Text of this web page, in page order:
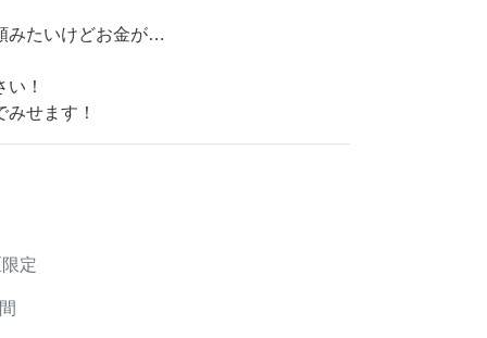
みたいけどお金が…
！
せます！
定